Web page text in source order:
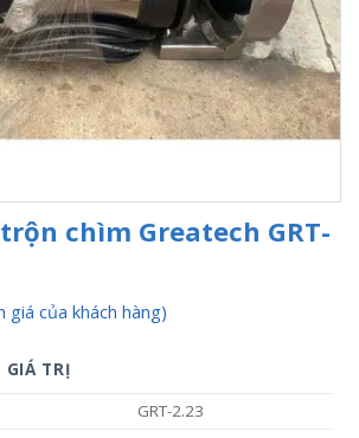
chìm Greatech GRT-
giá của khách hàng)
GIÁ TRỊ
GRT-2.23